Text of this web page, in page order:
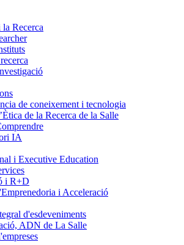
Recerca
de coneixement i tecnologia
de la Recerca de la Salle
IA
i Executive Education
i R+D
i Acceleració
d'esdeveniments
ADN de La Salle